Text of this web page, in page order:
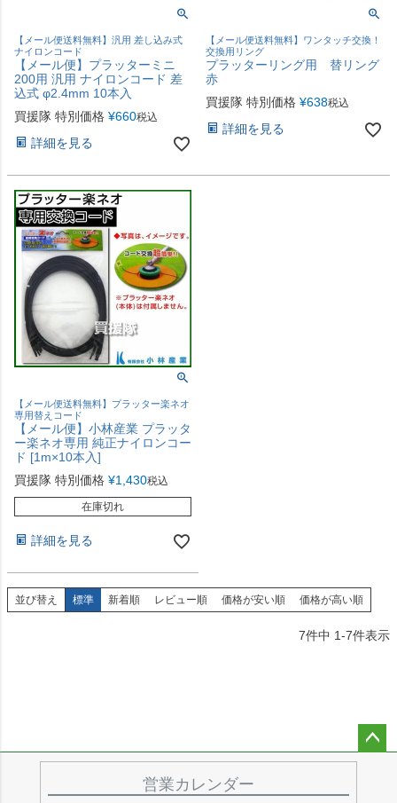
【メール便送料無料】汎用 差し込み式
ナイロンコード
【メール便】プラッターミニ
200用 汎用 ナイロンコード 差
込式 φ2.4mm 10本入
買援隊 特別価格 ¥660税込
詳細を見る
【メール便送料無料】ワンタッチ交換！
交換用リング
プラッターリング用 替リング
赤
買援隊 特別価格 ¥638税込
詳細を見る
【メール便送料無料】プラッター楽ネオ
専用替えコード
【メール便】小林産業 プラッタ
ー楽ネオ専用 純正ナイロンコー
ド [1m×10本入]
買援隊 特別価格 ¥1,430税込
在庫切れ
詳細を見る
並び替え 標準 新着順 レビュー順 価格が安い順 価格が高い順
7件中 1-7件表示
営業カレンダー